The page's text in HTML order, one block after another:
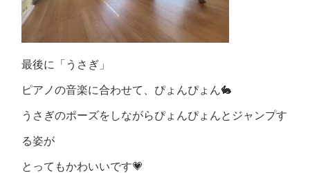
最後に「うさぎ」
ピアノの音楽に合わせて、ぴょんぴょん🐇
うさぎのポーズをしながらぴょんぴょんとジャンプす
る姿が
とってもかわいいです💗